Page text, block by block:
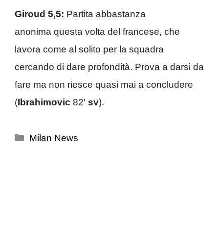
Giroud 5,5: Partita abbastanza
anonima questa volta del francese, che
lavora come al solito per la squadra
cercando di dare profondità. Prova a darsi da
fare ma non riesce quasi mai a concludere
(Ibrahimovic 82′ sv).
Categorie
Milan News